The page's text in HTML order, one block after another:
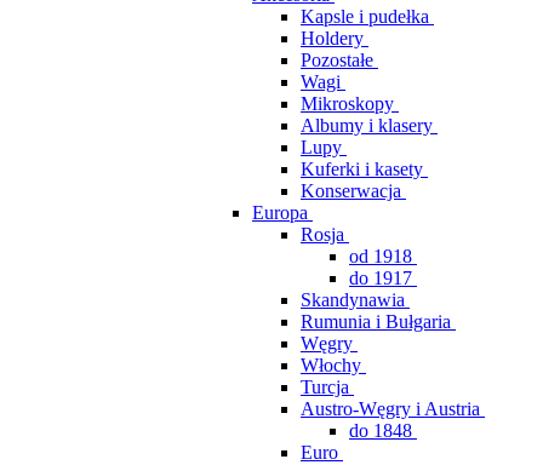
Kapsle i pudełka
Holdery
Pozostałe
Wagi
Mikroskopy
Albumy i klasery
Lupy
Kuferki i kasety
Konserwacja
Europa
Rosja
od 1918
do 1917
Skandynawia
Rumunia i Bułgaria
Węgry
Włochy
Turcja
Austro-Węgry i Austria
do 1848
Euro